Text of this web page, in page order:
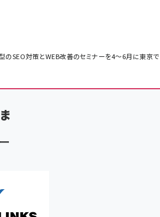
のSEO対策とWEB改善のセミナーを4～6月に東京で